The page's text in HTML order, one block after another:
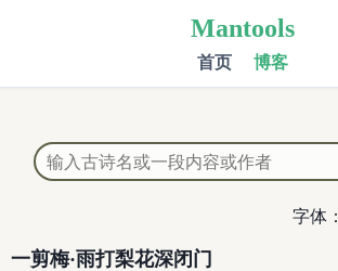
Mantools
首页 博客
字体：
一剪梅·雨打梨花深闭门